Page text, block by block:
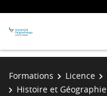
Formations Licence
Histoire et Géographie